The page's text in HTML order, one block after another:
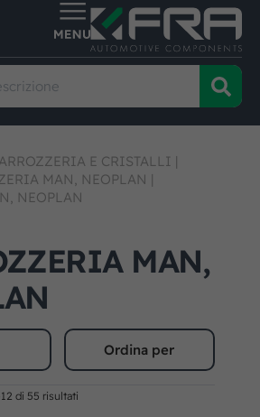
E CRISTALLI |
MAN, NEOPLAN |
NEOPLAN
MAN,
Ordina per
di 55 risultati